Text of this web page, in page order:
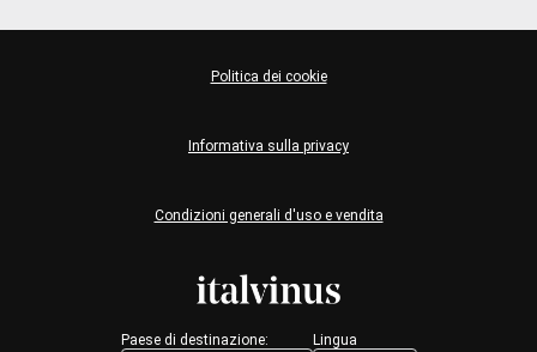
Paese di destinazione: Lingua
Condizioni generali d'uso e vendita
Informativa sulla privacy
Politica dei cookie